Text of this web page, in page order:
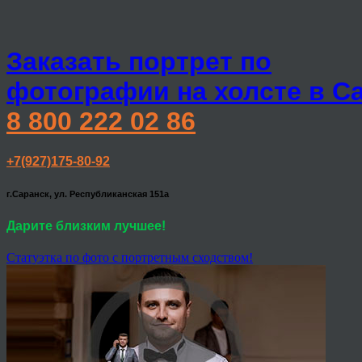
Заказать портрет по
фотографии на холсте в
8 800 222 02 86
+7(927)175-80-92
г.Саранск, ул. Республиканская 151а
Дарите близким лучшее!
Статуэтка по фото с портретным сходством!